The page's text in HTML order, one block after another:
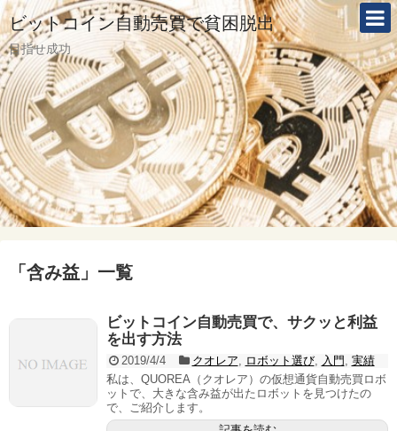
ビットコイン自動売買で貧困脱出
目指せ成功
「 含み益 」 一覧
ビットコイン自動売買で、サクッと利益
を出す方法
2019/4/4 クオレア ロボット選び, 入門
実績
私は、QUOREA（クオレア）の仮想通貨自動売買ロボ
ットで、大きな含み益が出たロボットを見つけたの
で、ご紹介します。